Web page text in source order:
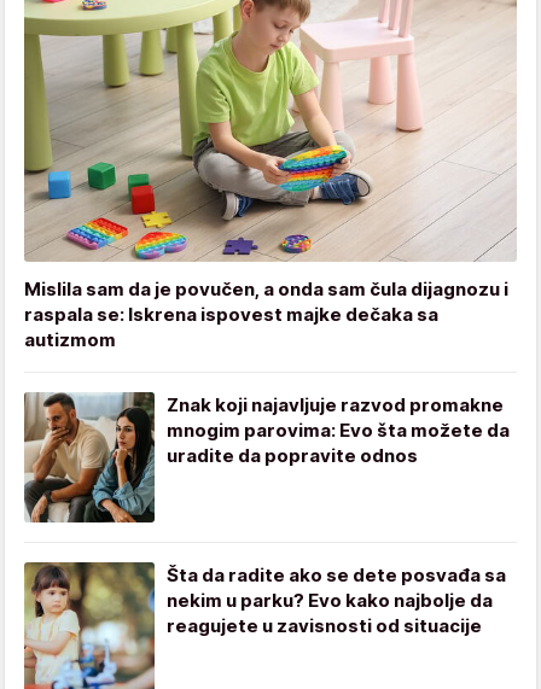
Mislila sam da je povučen, a onda sam čula dijagnozu i
raspala se: Iskrena ispovest majke dečaka sa
autizmom
Znak koji najavljuje razvod promakne
mnogim parovima: Evo šta možete da
uradite da popravite odnos
Šta da radite ako se dete posvađa sa
nekim u parku? Evo kako najbolje da
reagujete u zavisnosti od situacije